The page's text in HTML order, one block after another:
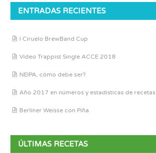
ENTRADAS RECIENTES
I Ciruelo BrewBand Cup
Vídeo Trappist Single ACCE 2018
NEIPA, cómo debe ser?
Año 2017 en números y estadísticas de recetas
Berliner Weisse con Piña
ÚLTIMAS RECETAS